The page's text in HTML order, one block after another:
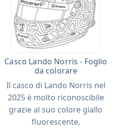
Casco Lando Norris - Foglio
da colorare
Il casco di Lando Norris nel
2025 è molto riconoscibile
grazie al suo colore giallo
fluorescente.